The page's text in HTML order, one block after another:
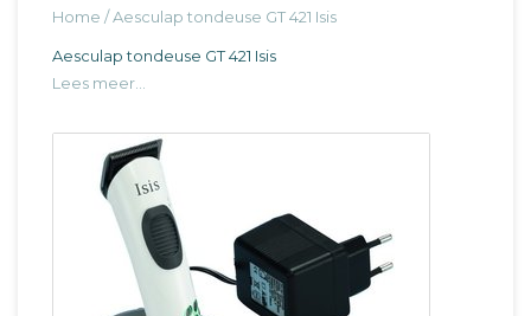
Home /Aesculap tondeuse GT 421 Isis
Aesculap tondeuse GT 421 Isis
Lees meer...